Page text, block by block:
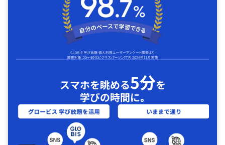
スマホを眺める5分を
学びの時間に｡